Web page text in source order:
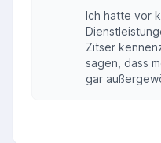
Ich hatte vor
Zitser
sagen, dass
gar